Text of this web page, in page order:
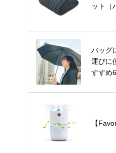
ット（
バッグ
運びに
すすめ
【